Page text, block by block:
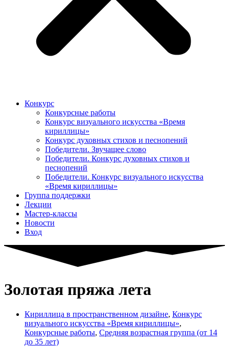
Конкурс
Конкурсные работы
Конкурс визуального искусства «Время
кириллицы»
Конкурс духовных стихов и песнопений
Победители. Звучащее слово
Победители. Конкурс духовных стихов и
песнопений
Победители. Конкурс визуального искусства
«Время кириллицы»
Группа поддержки
Лекции
Мастер-классы
Новости
Вход
Золотая пряжа лета
Кириллица в пространственном дизайне, Конкурс
визуального искусства «Время кириллицы»,
Конкурсные работы, Средняя возрастная группа (от 14
до 35 лет)